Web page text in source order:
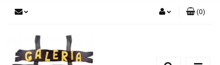
(0)